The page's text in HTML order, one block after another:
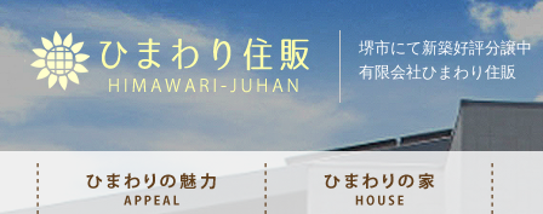
堺市にて新築好評分譲中
有限会社ひまわり住販